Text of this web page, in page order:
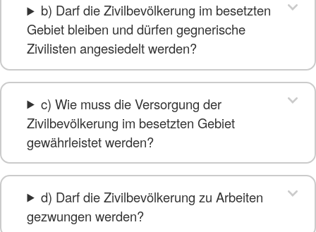
b) Darf die Zivilbevölkerung im besetzten
Gebiet bleiben und dürfen gegnerische
Zivilisten angesiedelt werden?
c) Wie muss die Versorgung der
Zivilbevölkerung im besetzten Gebiet
gewährleistet werden?
d) Darf die Zivilbevölkerung zu Arbeiten
gezwungen werden?